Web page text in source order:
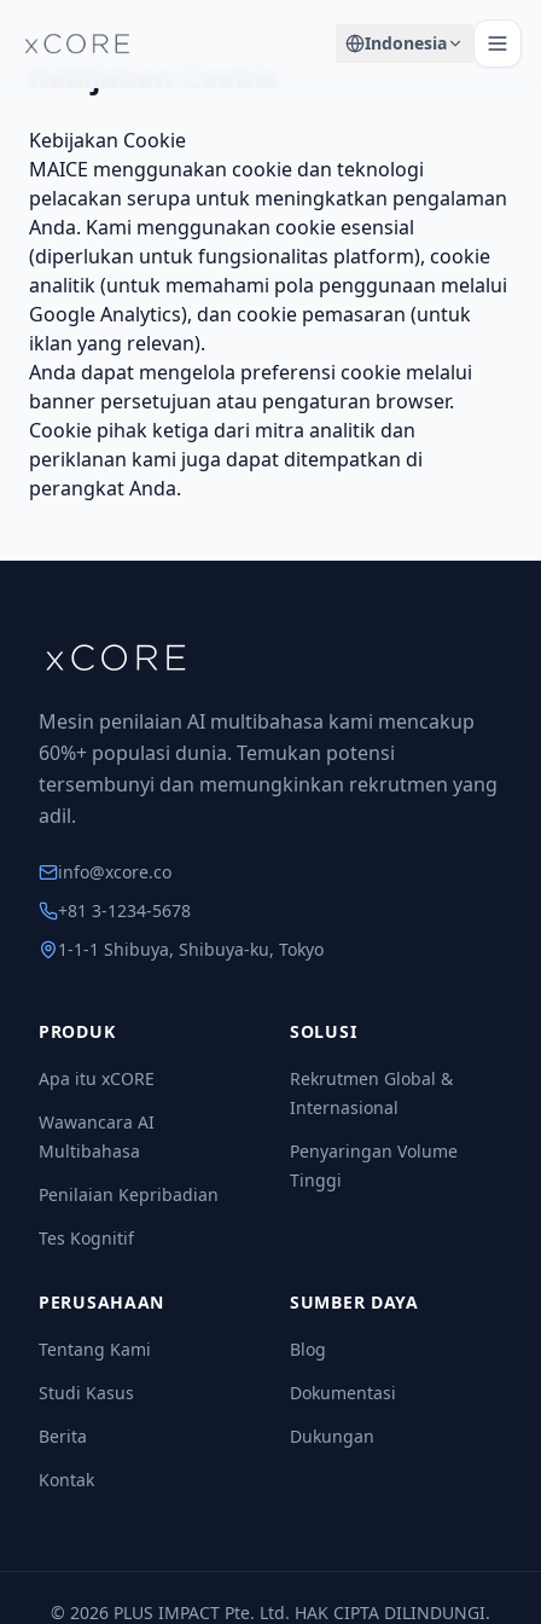
Indonesia
Kebijakan Cookie
MAICE menggunakan cookie dan teknologi
pelacakan serupa untuk meningkatkan pengalaman
Anda. Kami menggunakan cookie esensial
(diperlukan untuk fungsionalitas platform), cookie
analitik (untuk memahami pola penggunaan melalui
Google Analytics), dan cookie pemasaran (untuk
iklan yang relevan).
Anda dapat mengelola preferensi cookie melalui
banner persetujuan atau pengaturan browser.
Cookie pihak ketiga dari mitra analitik dan
periklanan kami juga dapat ditempatkan di
perangkat Anda.
Mesin penilaian AI multibahasa kami mencakup
60%+ populasi dunia. Temukan potensi
tersembunyi dan memungkinkan rekrutmen yang
adil.
info@xcore.co
+81 3-1234-5678
1-1-1 Shibuya, Shibuya-ku, Tokyo
PRODUK
Apa itu xCORE
Wawancara AI
Multibahasa
Penilaian Kepribadian
Tes Kognitif
SOLUSI
Rekrutmen Global &
Internasional
Penyaringan Volume
Tinggi
PERUSAHAAN
Tentang Kami
Studi Kasus
Berita
Kontak
SUMBER DAYA
Blog
Dokumentasi
Dukungan
© 2026 PLUS IMPACT Pte. Ltd. HAK CIPTA DILINDUNGI.